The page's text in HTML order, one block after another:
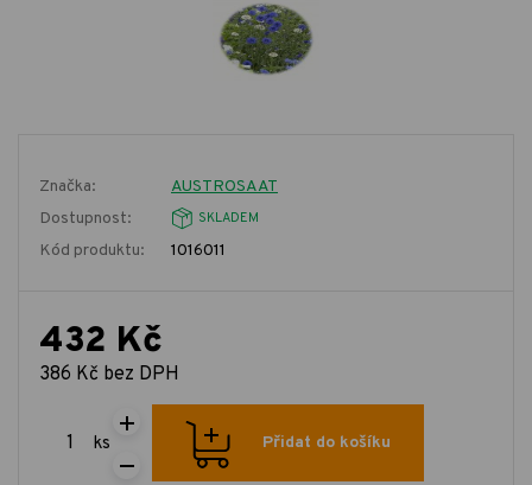
Značka:
AUSTROSAAT
Dostupnost:
SKLADEM
Kód produktu: 1016011
432 Kč
386 Kč bez DPH
ks Přidat do košíku